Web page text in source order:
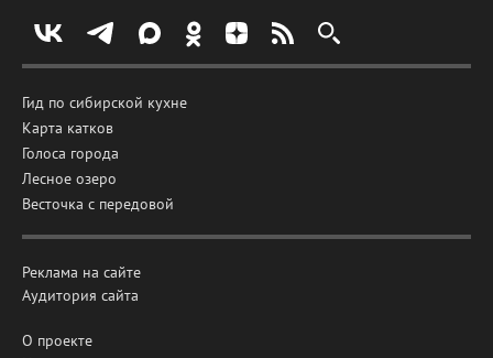
Гид по сибирской кухне
Карта катков
Голоса города
Лесное озеро
Весточка с передовой
Реклама на сайте
Аудитория сайта
О проекте